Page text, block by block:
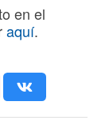
en el
aquí.